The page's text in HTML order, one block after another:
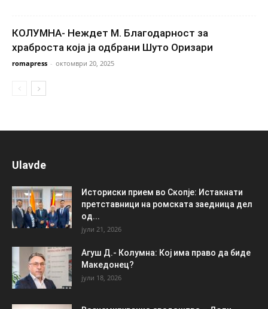
КОЛУМНА- Неждет М. Благодарност за
храброста која ја одбрани Шуто Оризари
romapress - октомври 20, 2025
Ulavde
Историски прием во Скопје: Истакнати
претставници на ромската заедница дел
од...
јули 21, 2026
Агуш Д.- Колумна: Кој има право да биде
Македонец?
јули 18, 2026